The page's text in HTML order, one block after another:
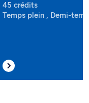
45 crédits
Temps plein , Demi-